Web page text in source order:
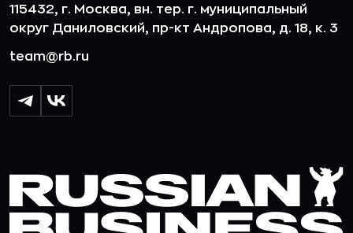
115432, г. Москва, вн. тер. г. муниципальный
округ Даниловский, пр-кт Андропова, д. 18, к. 3
team@rb.ru